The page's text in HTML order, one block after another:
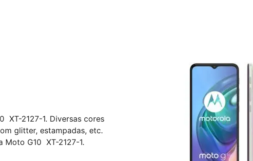
XT-2127-1. Diversas cores
glitter, estampadas, etc.
Moto G10 XT-2127-1.